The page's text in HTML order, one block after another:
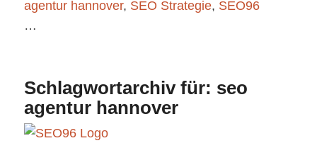
agentur hannover, SEO Strategie, SEO96
…
Schlagwortarchiv für: seo
agentur hannover